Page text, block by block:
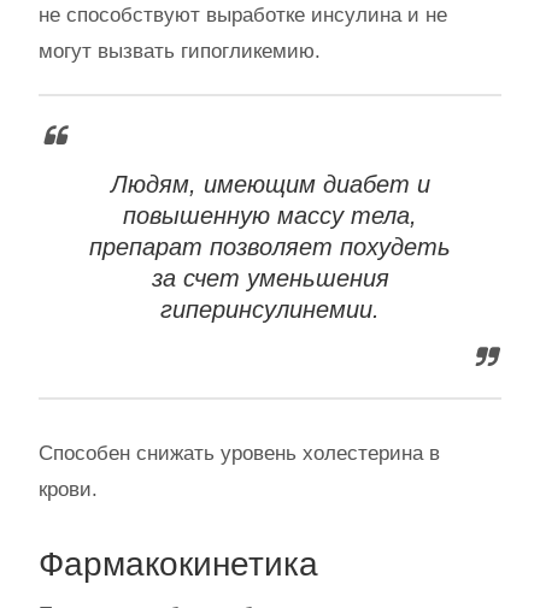
не способствуют выработке инсулина и не
могут вызвать гипогликемию.
Людям, имеющим диабет и
повышенную массу тела,
препарат позволяет похудеть
за счет уменьшения
гиперинсулинемии.
Способен снижать уровень холестерина в
крови.
Фармакокинетика